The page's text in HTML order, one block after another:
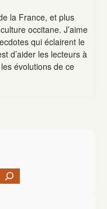
la France, et plus
occitane. J’aime
qui éclairent le
d’aider les lecteurs à
évolutions de ce